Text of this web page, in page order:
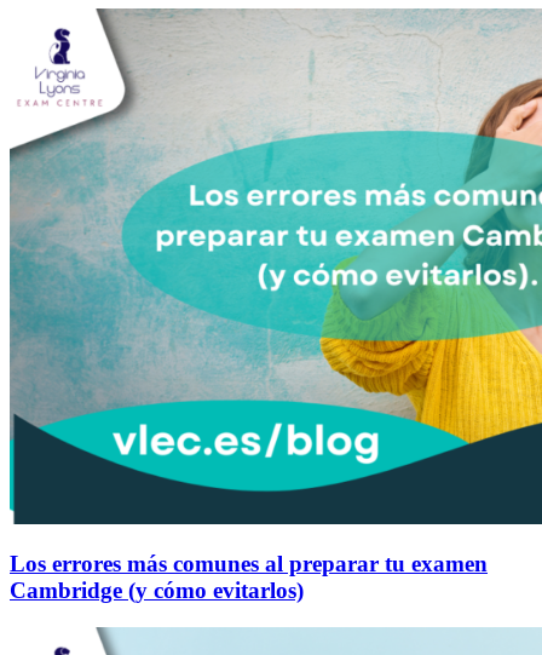
Los errores más comunes al preparar tu examen
Cambridge (y cómo evitarlos)